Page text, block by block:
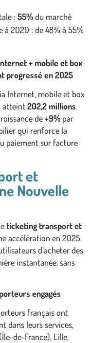
: 55%du marché
à 2020 : de 48% à 55%
+ mobile et box
progressé en 2025
Internet, mobile et box
atteint 202,2 millions
de+9% par
qui renforce la
paiement sur facture
et
Nouvelle
ticketing transport et
accélération en 2025.
d’acheter des
instantanée, sans
engagés
français ont
dans leurs services,
de-France), Lille,